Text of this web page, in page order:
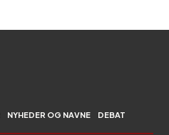
NYHEDER OG NAVNE DEBAT